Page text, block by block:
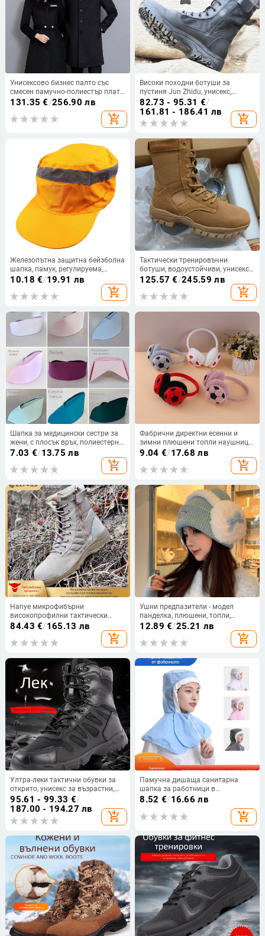
Унисексово бизнес палто със
смесен памучно-полиестър плат,
влагоотводяща функция, средна
дължина, тънък силует, за хотел и
офис, есен-зима-пролет
131.35 €/256.90 лв
add_shopping_cart
Високи походни ботуши за
пустиня Jun Zhidu, унисекс,
полиестер, тактически обувки за
походи
82.73 - 95.31 €/
161.81 - 186.41 лв
add_shopping_cart
Железопътна защитна бейзболна
шапка, памук, регулируема,
плосък връх, голям козир
10.18 €/19.91 лв
add_shopping_cart
Тактически тренировъчни
ботуши, водоустойчиви, унисекс
за възрастни, код Jgi4q4wj,
125.57 €/245.59 лв
add_shopping_cart
Шапка за медицински сестри за
жени, с плосък връх, полиестерно-
памучна смес, едноцветен
7.03 €/13.75 лв
add_shopping_cart
Фабрични директни есенни и
зимни плюшени топли наушници,
модни тенденции, наушници,
слушалки за защита от студ,
футбол, Joker
9.04 €/17.68 лв
add_shopping_cart
Hanye микрофибърни
високопрофилни тактически
ботуши за възрастни, унисекс,
пустинни тактически обувки за
туризъм
84.43 €/165.13 лв
add_shopping_cart
Ушни предпазители - модел
панделка, плюшени, топли,
унисекс, за възрастни
12.89 €/25.21 лв
add_shopping_cart
Ултра-леки тактични обувки за
открито, унисекс за възрастни,
водоустойчива материя,
подходящи за бягане, екстремни
предизвикателства, походи и
къмпинг
95.61 - 99.33 €/
187.00 - 194.27 лв
add_shopping_cart
Памучна дишаща санитарна
шапка за работници в
хранително-вкусовата индустрия,
прахоустойчива, шапка с плосък
връх и бродирано лого
8.52 €/16.66 лв
add_shopping_cart